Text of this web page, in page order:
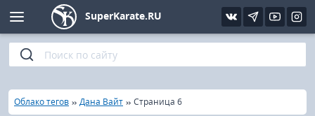
SuperKarate.RU
Главная
»
Облако тегов » Дана Вайт » Страница 6
Киокушинкай
Кёкусин (IFK)
Фото
Видео
Интервью
Статьи
Уроки каратэ
Файлы